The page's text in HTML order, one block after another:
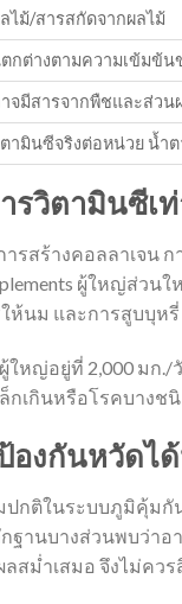
ไม้/สารสกัดจากผลไม้
กต่างตามความเข้มข้น
จมีสารจากพืชและส่วน
ามินซีจริงต่อหน่วย น้ำ
รวิตามินซีเท่
รสร้างคอลลาเจน
ผู้ใหญ่ส่ว
ห้นม และการสูบบุหรี่
หญ่อยู่ที่ 2,000 มก
กเกินหรือโรคบาง
งกันหวัดได้
กติในระบบภูมิคุ้มกัน
ฐานบางส่วนพบว่าอ
สม่ำเสมอ จึงไม่คว